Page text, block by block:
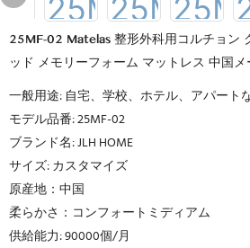
25MF-02 Matelas 整形外科用コルチョン
ッド メモリーフォーム マットレス 中国
一般用途: 自宅、学校、ホテル、アパート
モデル品番: 25MF-02
ブランド名: JLH HOME
サイズ: カスタマイズ
原産地：中国
柔らかさ：コンフォートミディアム
供給能力: 90000個/月